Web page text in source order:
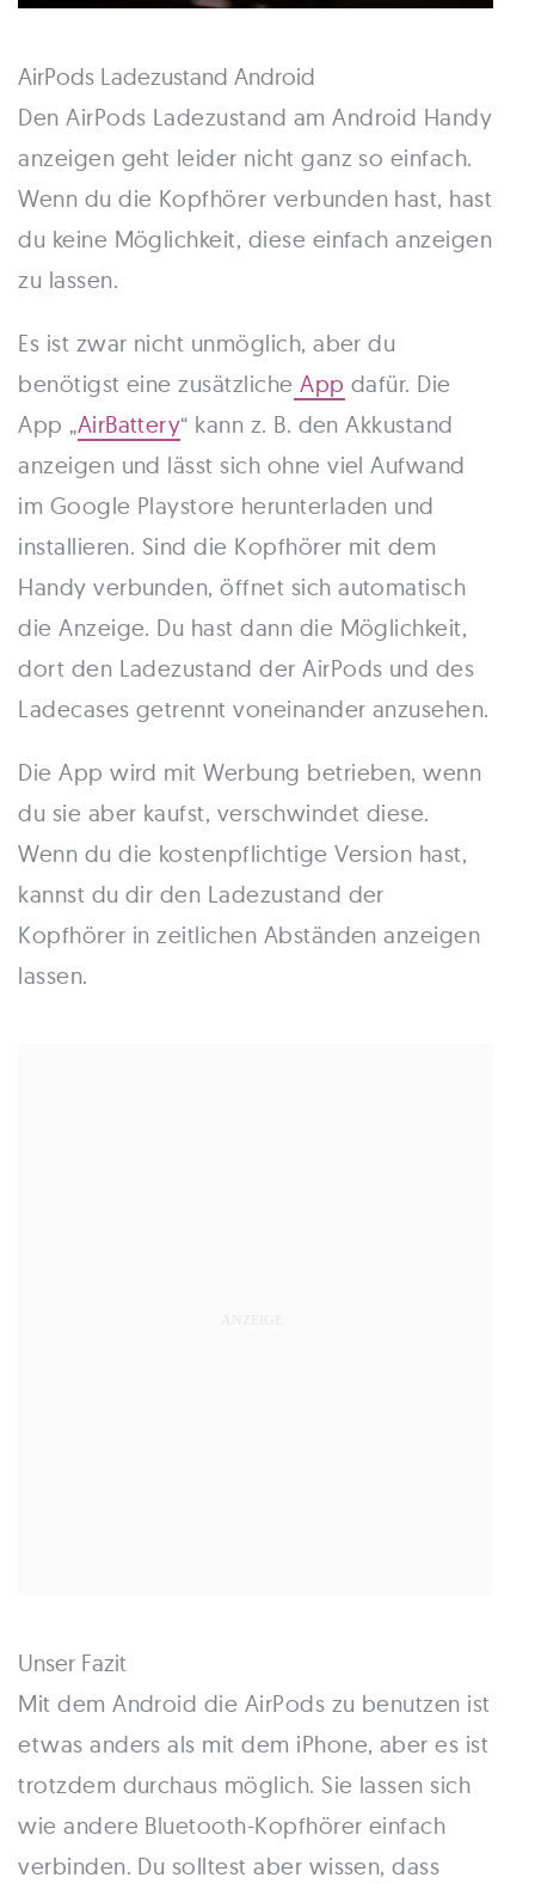
AirPods Ladezustand Android
Den AirPods Ladezustand am Android Handy
anzeigen geht leider nicht ganz so einfach.
Wenn du die Kopfhörer verbunden hast, hast
du keine Möglichkeit, diese einfach anzeigen
zu lassen.
Es ist zwar nicht unmöglich, aber du
benötigst eine zusätzliche App dafür. Die
App „AirBattery“ kann z. B. den Akkustand
anzeigen und lässt sich ohne viel Aufwand
im Google Playstore herunterladen und
installieren. Sind die Kopfhörer mit dem
Handy verbunden, öffnet sich automatisch
die Anzeige. Du hast dann die Möglichkeit,
dort den Ladezustand der AirPods und des
Ladecases getrennt voneinander anzusehen.
Die App wird mit Werbung betrieben, wenn
du sie aber kaufst, verschwindet diese.
Wenn du die kostenpflichtige Version hast,
kannst du dir den Ladezustand der
Kopfhörer in zeitlichen Abständen anzeigen
lassen.
Unser Fazit
Mit dem Android die AirPods zu benutzen ist
etwas anders als mit dem iPhone, aber es ist
trotzdem durchaus möglich. Sie lassen sich
wie andere Bluetooth-Kopfhörer einfach
verbinden. Du solltest aber wissen, dass